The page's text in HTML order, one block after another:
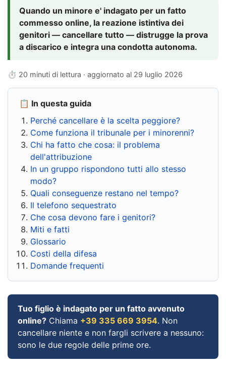
Quando un minore e' indagato per un fatto
commesso online, la reazione istintiva dei
genitori — cancellare tutto — distrugge la prova
a discarico e integra una condotta autonoma.
⏱ 20 minuti di lettura · aggiornato al 29 luglio 2026
📋 In questa guida
Perché cancellare è la scelta peggiore?
Come funziona il tribunale per i minorenni?
Chi ha fatto che cosa: il problema
dell'attribuzione
In un gruppo rispondono tutti allo stesso
modo?
Quali conseguenze restano nel tempo?
Il telefono sequestrato
Che cosa devono fare i genitori?
Miti e fatti
Glossario
Costi della difesa
Domande frequenti
Tuo figlio è indagato per un fatto avvenuto
online? Chiama +39 335 669 3954. Non
cancellare niente e non fargli scrivere a nessuno:
sono le due regole delle prime ore.